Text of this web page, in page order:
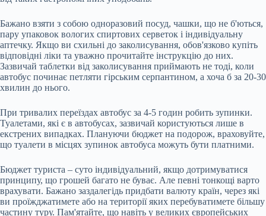
Бажано взяти з собою одноразовий посуд, чашки, що не б'ються,
пару упаковок вологих спиртових серветок і індивідуальну
аптечку. Якщо ви схильні до заколисування, обов'язково купіть
відповідні ліки та уважно прочитайте інструкцію до них.
Зазвичай таблетки від заколисування приймають не тоді, коли
автобус починає петляти гірським серпантином, а хоча б за 20-30
хвилин до нього.
При тривалих переїздах автобус за 4-5 годин робить зупинки.
Туалетами, які є в автобусах, зазвичай користуються лише в
екстрених випадках. Плануючи бюджет на подорож, враховуйте,
що туалети в місцях зупинок автобуса можуть бути платними.
Бюджет туриста – суто індивідуальний, якщо дотримуватися
принципу, що грошей багато не буває. Але певні тонкощі варто
врахувати. Бажано заздалегідь придбати валюту країн, через які
ви проїжджатимете або на території яких перебуватимете більшу
частину туру. Пам'ятайте, що навіть у великих європейських